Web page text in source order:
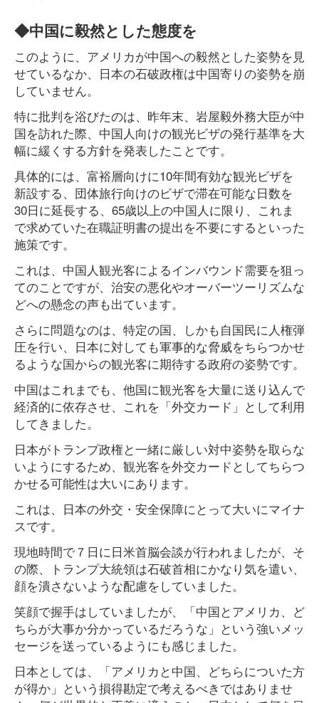
◆中国に毅然とした態度を
このように、アメリカが中国への毅然とした姿勢を見
せているなか、日本の石破政権は中国寄りの姿勢を崩
していません。
特に批判を浴びたのは、昨年末、岩屋毅外務大臣が中
国を訪れた際、中国人向けの観光ビザの発行基準を大
幅に緩くする方針を発表したことです。
具体的には、富裕層向けに10年間有効な観光ビザを
新設する、団体旅行向けのビザで滞在可能な日数を
30日に延長する、65歳以上の中国人に限り、これま
で求めていた在職証明書の提出を不要にするといった
施策です。
これは、中国人観光客によるインバウンド需要を狙っ
てのことですが、治安の悪化やオーバーツーリズムな
どへの懸念の声も出ています。
さらに問題なのは、特定の国、しかも自国民に人権弾
圧を行い、日本に対しても軍事的な脅威をちらつかせ
るような国からの観光客に期待する政府の姿勢です。
中国はこれまでも、他国に観光客を大量に送り込んで
経済的に依存させ、これを「外交カード」として利用
してきました。
日本がトランプ政権と一緒に厳しい対中姿勢を取らな
いようにするため、観光客を外交カードとしてちらつ
かせる可能性は大いにあります。
これは、日本の外交・安全保障にとって大いにマイナ
スです。
現地時間で７日に日米首脳会談が行われましたが、そ
の際、トランプ大統領は石破首相にかなり気を遣い、
顔を潰さないような配慮をしていました。
笑顔で握手はしていましたが、「中国とアメリカ、ど
ちらが大事か分かっているだろうな」という強いメッ
セージを送っているようにも感じました。
日本としては、「アメリカと中国、どちらについた方
が得か」という損得勘定で考えるべきではありませ